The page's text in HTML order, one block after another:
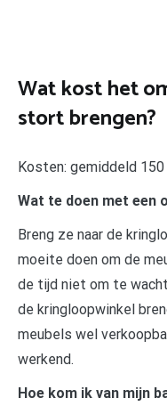
Wat kost het
stort brengen?
Kosten: gemiddeld 150
Wat te doen met een
Breng ze naar de
moeite doen om de
de tijd niet om te
de kringloopwinkel
meubels wel
werkend.
Hoe kom ik van mijn